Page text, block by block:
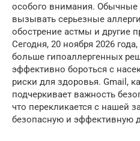
особого внимания. Обычные
вызывать серьезные
обострение астмы и другие
Сегодня, 20 ноября 2026
больше гипоаллергенных
эффективно бороться с
риски для здоровья. Gmail,
подчеркивает важность
что перекликается с нашей
безопасную и эффективную